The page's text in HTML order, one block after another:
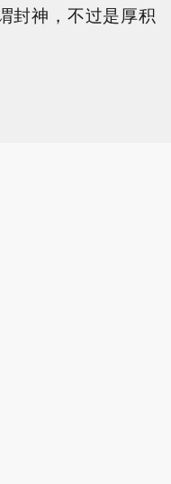
神，不过是厚积